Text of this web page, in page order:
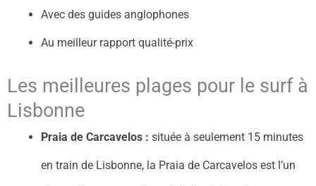
Avec des guides anglophones
Au meilleur rapport qualité-prix
Les meilleures plages pour le surf à
Lisbonne
Praia de Carcavelos : située à seulement 15 minutes
en train de Lisbonne, la Praia de Carcavelos est l’un